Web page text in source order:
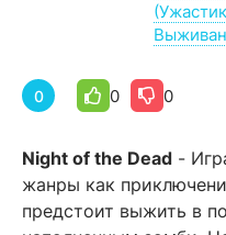
0 0 0
Night of the Dead -
жанры как
предстоит выжить в